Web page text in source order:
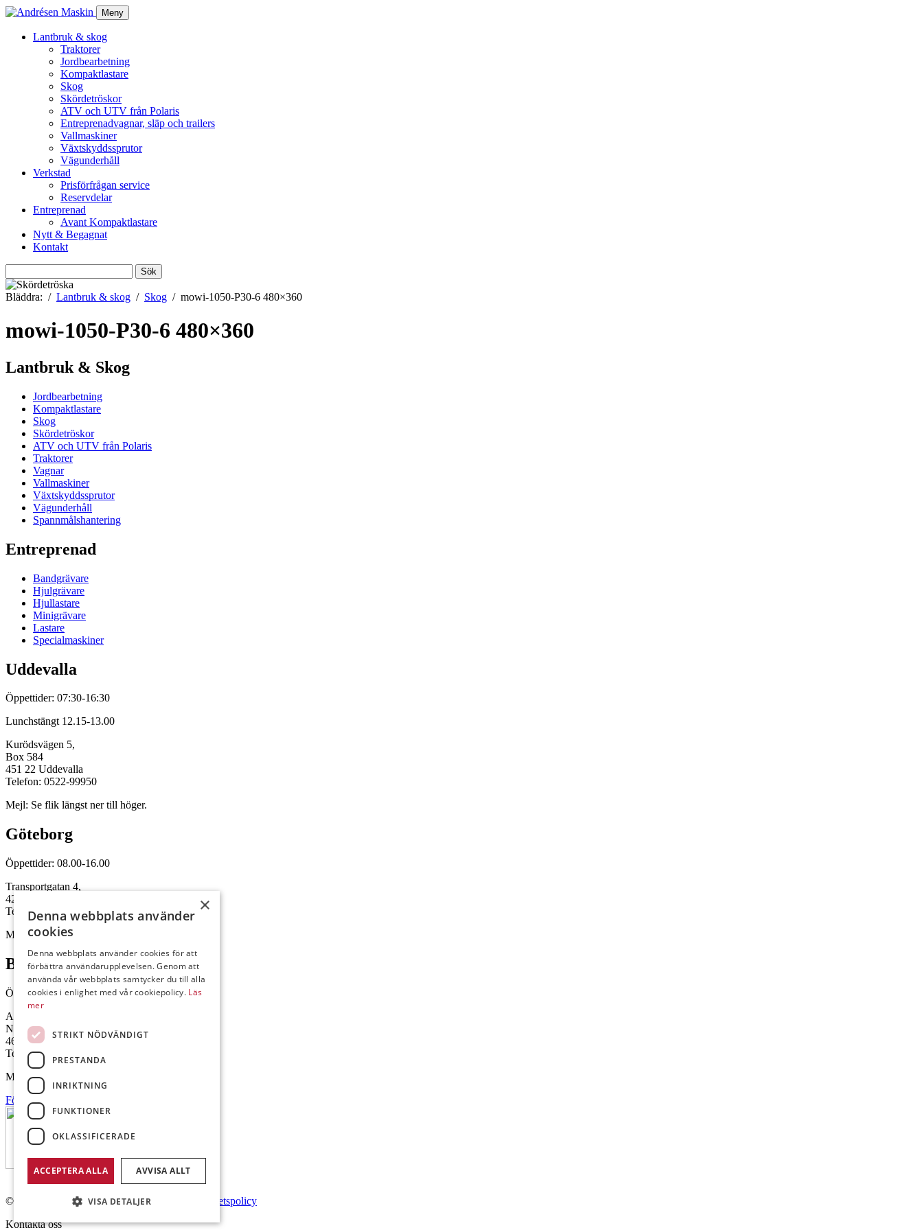
Meny
Lantbruk & skog
Traktorer
Jordbearbetning
Kompaktlastare
Skog
Skördetröskor
ATV och UTV från Polaris
Entreprenadvagnar, släp och trailers
Vallmaskiner
Växtskyddssprutor
Vägunderhåll
Verkstad
Prisförfrågan service
Reservdelar
Entreprenad
Avant Kompaktlastare
Nytt & Begagnat
Kontakt
efter:
Bläddra:
Lantbruk & skog Skog mowi-1050-P30-6 480×360
mowi-1050-P30-6 480×360
Lantbruk & Skog
Jordbearbetning
Kompaktlastare
Skog
Skördetröskor
ATV och UTV från Polaris
Traktorer
Vagnar
Vallmaskiner
Växtskyddssprutor
Vägunderhåll
Spannmålshantering
Entreprenad
Bandgrävare
Hjulgrävare
Hjullastare
Minigrävare
Lastare
Specialmaskiner
Uddevalla
Öppettider: 07:30-16:30
Lunchstängt 12.15-13.00
Kurödsvägen 5,
Box 584
451 22 Uddevalla
Telefon: 0522-99950
Mejl: Se flik längst ner till höger.
Göteborg
Öppettider: 08.00-16.00
Transportgatan 4,
422 46 Hisings Backa
Telefon: 0708-115352
Mejl: Se flik längst ner till höger.
Brålanda
Öppettider: 07:00-16:00
Andrésen Maskin i Brålanda AB
Nuntorp 301
464 64 Brålanda
Telefon: 0521-57 57 30
Mejl: Se flik längst ner till höger.
Följ oss på Facebook
© Copyright 2026 Andrésen Maskin AB.
Integritetspolicy
Kontakta oss
×
Denna webbplats använder
cookies
Denna webbplats använder cookies för att
förbättra användarupplevelsen. Genom att
använda vår webbplats samtycker du till alla
cookies i enlighet med vår cookiepolicy. Läs
mer
STRIKT NÖDVÄNDIGT
PRESTANDA
INRIKTNING
FUNKTIONER
OKLASSIFICERADE
ACCEPTERA ALLA AVVISA ALLT
VISA DETALJER